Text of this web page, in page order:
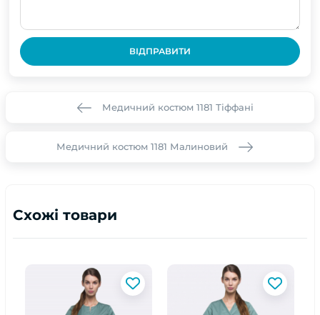
ВІДПРАВИТИ
Медичний костюм 1181 Тіффані
Медичний костюм 1181 Малиновий
Схожі товари